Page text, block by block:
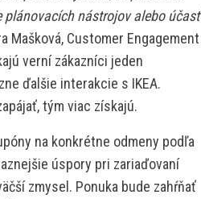
plánovacích nástrojov alebo účasť
Mašková, Customer Engagement
verní zákazníci jeden
ďalšie interakcie s IKEA.
tým viac získajú.
na konkrétne odmeny podľa
úspory pri zariaďovaní
zmysel. Ponuka bude zahŕňať